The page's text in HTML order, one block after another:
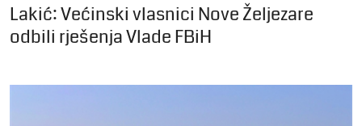
Lakić: Većinski vlasnici Nove Željezare
odbili rješenja Vlade FBiH